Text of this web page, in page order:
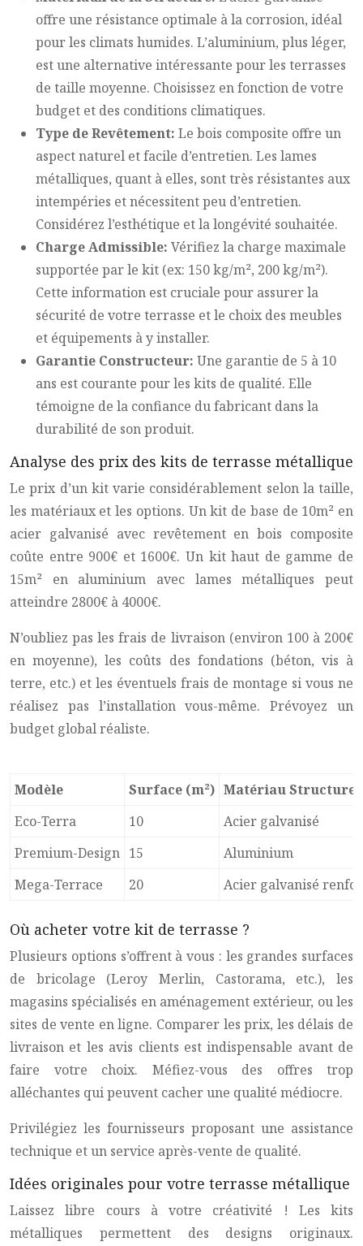
offre une résistance optimale à la corrosion, idéal
pour les climats humides. L’aluminium, plus léger,
est une alternative intéressante pour les terrasses
de taille moyenne. Choisissez en fonction de votre
budget et des conditions climatiques.
Type de Revêtement: Le bois composite offre un
aspect naturel et facile d’entretien. Les lames
métalliques, quant à elles, sont très résistantes aux
intempéries et nécessitent peu d’entretien.
Considérez l’esthétique et la longévité souhaitée.
Charge Admissible: Vérifiez la charge maximale
supportée par le kit (ex: 150 kg/m², 200 kg/m²).
Cette information est cruciale pour assurer la
sécurité de votre terrasse et le choix des meubles
et équipements à y installer.
Garantie Constructeur: Une garantie de 5 à 10
ans est courante pour les kits de qualité. Elle
témoigne de la confiance du fabricant dans la
durabilité de son produit.
Analyse des prix des kits de terrasse métallique
Le prix d’un kit varie considérablement selon la taille,
les matériaux et les options. Un kit de base de 10m² en
acier galvanisé avec revêtement en bois composite
coûte entre 900€ et 1600€. Un kit haut de gamme de
15m² en aluminium avec lames métalliques peut
atteindre 2800€ à 4000€.
N’oubliez pas les frais de livraison (environ 100 à 200€
en moyenne), les coûts des fondations (béton, vis à
terre, etc.) et les éventuels frais de montage si vous ne
réalisez pas l’installation vous-même. Prévoyez un
budget global réaliste.
Modèle Surface (m²) Matériau Structure
Eco-Terra
10
Acier galvanisé
Premium-Design 15
Aluminium
Mega-Terrace
20 Acier galvanisé
Où acheter votre kit de terrasse ?
Plusieurs options s’offrent à vous : les grandes surfaces
de bricolage (Leroy Merlin, Castorama, etc.), les
magasins spécialisés en aménagement extérieur, ou les
sites de vente en ligne. Comparer les prix, les délais de
livraison et les avis clients est indispensable avant de
faire votre choix. Méfiez-vous des offres trop
alléchantes qui peuvent cacher une qualité médiocre.
Privilégiez les fournisseurs proposant une assistance
technique et un service après-vente de qualité.
Idées originales pour votre terrasse métallique
Laissez libre cours à votre créativité ! Les kits
métalliques permettent des designs originaux.